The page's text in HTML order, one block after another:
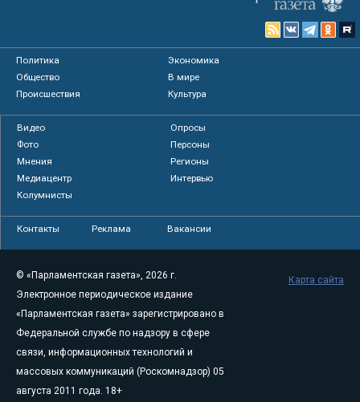
Политика
Экономика
Общество
В мире
Происшествия
Культура
Видео
Опросы
Фото
Персоны
Мнения
Регионы
Медиацентр
Интервью
Колумнисты
Контакты Реклама Вакансии
© «Парламентская газета», 2026 г.
Электронное периодическое издание
«Парламентская газета» зарегистрировано в
Федеральной службе по надзору в сфере
связи, информационных технологий и
массовых коммуникаций (Роскомнадзор) 05
августа 2011 года. 18+
Карта сайта